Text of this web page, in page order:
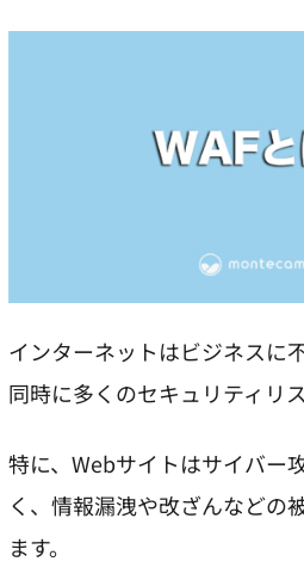
インターネットはビジネスに
同時に多くのセキュリティリ
特に、Webサイトはサイバー
く、情報漏洩や改ざんなどの
ます。